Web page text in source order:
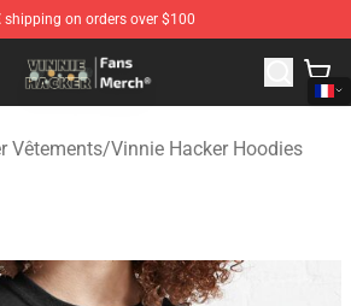
shipping on orders over $100
- Official Vinnie Hacker Merchandise
Vêtements/Vinnie Hacker Hoodies